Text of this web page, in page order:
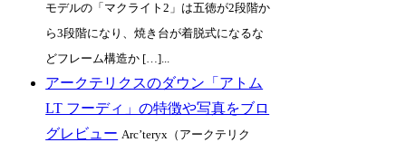
モデルの「マクライト2」は五徳が2段階か
ら3段階になり、焼き台が着脱式になるな
どフレーム構造か […]...
アークテリクスのダウン「アトム
LT フーディ」の特徴や写真をブロ
グレビュー Arc’teryx（アークテリク